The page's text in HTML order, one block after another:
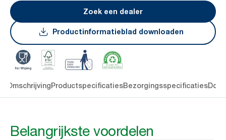
Zoek een dealer
Productinformatieblad downloaden
OmschrijvingProductspecificatiesBezorgingsspecificaties
Belangrijkste voordelen